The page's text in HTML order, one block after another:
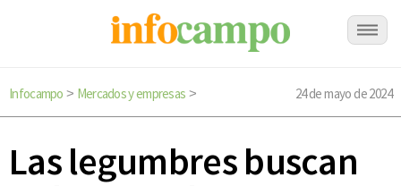
Infocampo > Mercados y empresas > 24 de mayo de 2024
Las legumbres buscan